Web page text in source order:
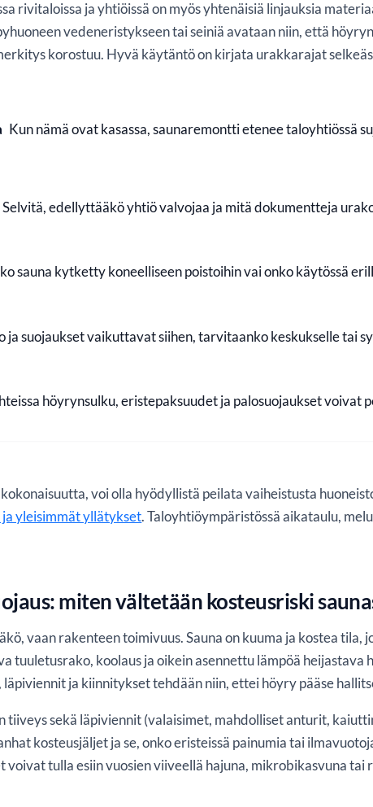
rivitaloissa ja yhtiöissä on myös yhtenäisiä linjauksia
vedeneristykseen tai seiniä avataan niin, että
korostuu. Hyvä käytäntö on kirjata urakkarajat
Kun nämä ovat kasassa, saunaremontti etenee taloyhtiössä
Selvitä, edellyttääkö yhtiö valvojaa ja mitä dokumentteja
sauna kytketty koneelliseen poistoihin vai onko käytössä
ja suojaukset vaikuttavat siihen, tarvitaanko keskukselle tai
höyrynsulku, eristepaksuudet ja palosuojaukset voivat
voi olla hyödyllistä peilata vaiheistusta
yleisimmät yllätykset. Taloyhtiöympäristössä aikataulu,
miten vältetään kosteusriski
vaan rakenteen toimivuus. Sauna on kuuma ja kostea tila,
tuuletusrako, koolaus ja oikein asennettu lämpöä heijastava
ja kiinnitykset tehdään niin, ettei höyry pääse
sekä läpiviennit (valaisimet, mahdolliset anturit,
kosteusjäljet ja se, onko eristeissä painumia tai
voivat tulla esiin vuosien viiveellä hajuna, mikrobikasvuna